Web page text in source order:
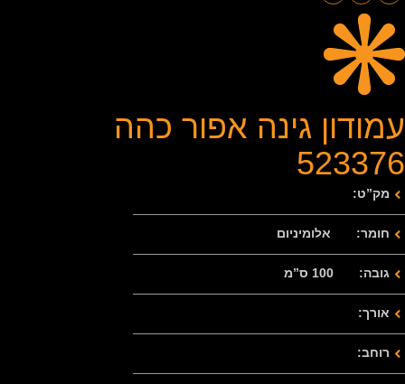
עמודון גינה אפור כהה
523376
מק”ט:
חומר: אלומיניום
גובה: 100 ס”מ
אורך:
רוחב: